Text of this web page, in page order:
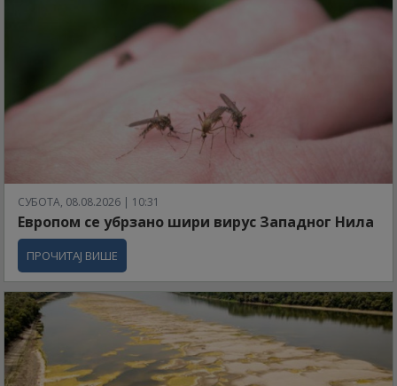
СУБОТА, 08.08.2026 | 10:31
Европом се убрзано шири вирус Западног Нила
ПРОЧИТАЈ ВИШЕ